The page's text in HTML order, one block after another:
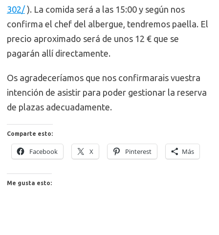
302/). La comida será a las 15:00 y según nos
confirma el chef del albergue, tendremos paella. El
precio aproximado será de unos 12 € que se
pagarán allí directamente.
Os agradeceríamos que nos confirmarais vuestra
intención de asistir para poder gestionar la reserva
de plazas adecuadamente.
Comparte esto:
Facebook X Pinterest Más
Me gusta esto: